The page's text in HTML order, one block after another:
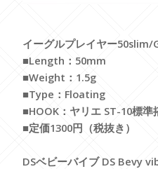
イーグルプレイヤー50slim/
■Length：50mm
■Weight：1.5g
■Type：Floating
■HOOK：ヤリエ ST-10標準
■定価1300円（税抜き）
DSベビーバイブ DS Bevy